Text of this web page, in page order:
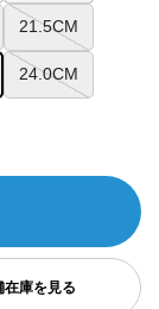
21.5CM
24.0CM